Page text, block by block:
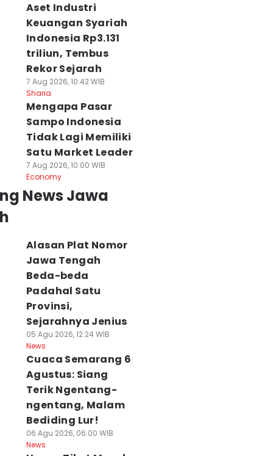
Aset Industri
Keuangan Syariah
Indonesia Rp3.131
triliun, Tembus
Rekor Sejarah
7 Aug 2026, 10:42 WIB
Sharia
Mengapa Pasar
Sampo Indonesia
Tidak Lagi Memiliki
Satu Market Leader
7 Aug 2026, 10:00 WIB
Economy
News Jawa
Alasan Plat Nomor
Jawa Tengah
Beda-beda
Padahal Satu
Provinsi,
Sejarahnya Jenius
05 Agu 2026, 12:24 WIB
News
Cuaca Semarang 6
Agustus: Siang
Terik Ngentang-
ngentang, Malam
Bediding Lur!
06 Agu 2026, 06:00 WIB
News